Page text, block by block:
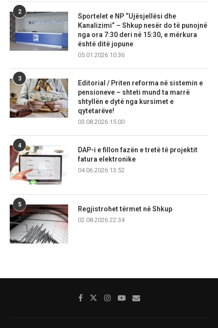
2
Sportelet e NP “Ujësjellësi dhe
Kanalizimi” – Shkup nesër do të punojnë
nga ora 7:30 deri në 15:30, e mërkura
është ditë jopune
05.01.2026 10:36
3
Editorial / Priten reforma në sistemin e
pensioneve – shteti mund ta marrë
shtyllën e dytë nga kursimet e
qytetarëve!
03.08.2026 15:00
4
DAP-i e fillon fazën e tretë të projektit
fatura elektronike
04.06.2026 13:52
5
Regjistrohet tërmet në Shkup
02.08.2026 22:34